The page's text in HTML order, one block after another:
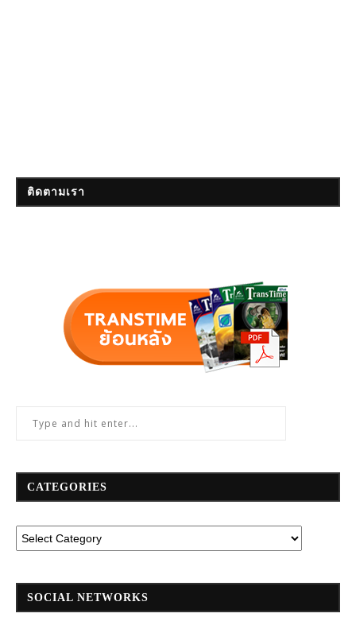
ติดตามเรา
CATEGORIES
SOCIAL NETWORKS